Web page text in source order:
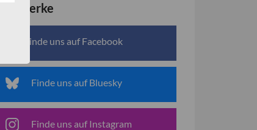
Netzwerke
Finde uns auf Facebook
Finde uns auf Bluesky
Finde uns auf Instagram